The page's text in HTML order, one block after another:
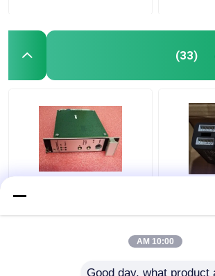
(33)
عالية
Atg Csi 6500 Emerson
وحدة مراقبة الاهتزاز
الزلزالي
10:00 AM
Good day, what product